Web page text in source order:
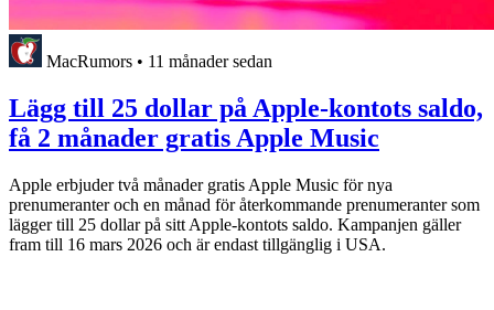
MacRumors • 11 månader sedan
Lägg till 25 dollar på Apple-kontots saldo,
få 2 månader gratis Apple Music
Apple erbjuder två månader gratis Apple Music för nya
prenumeranter och en månad för återkommande prenumeranter som
lägger till 25 dollar på sitt Apple-kontots saldo. Kampanjen gäller
fram till 16 mars 2026 och är endast tillgänglig i USA.